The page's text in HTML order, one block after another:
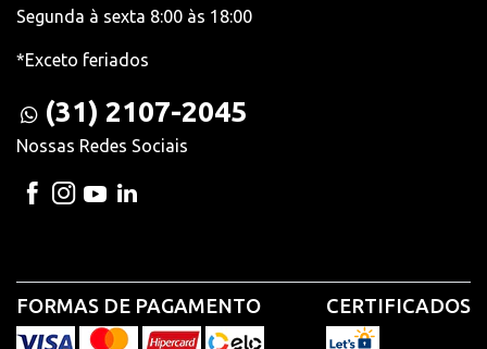
Segunda à sexta 8:00 às 18:00
*Exceto feriados
(31) 2107-2045
Nossas Redes Sociais
FORMAS DE PAGAMENTO CERTIFICADOS